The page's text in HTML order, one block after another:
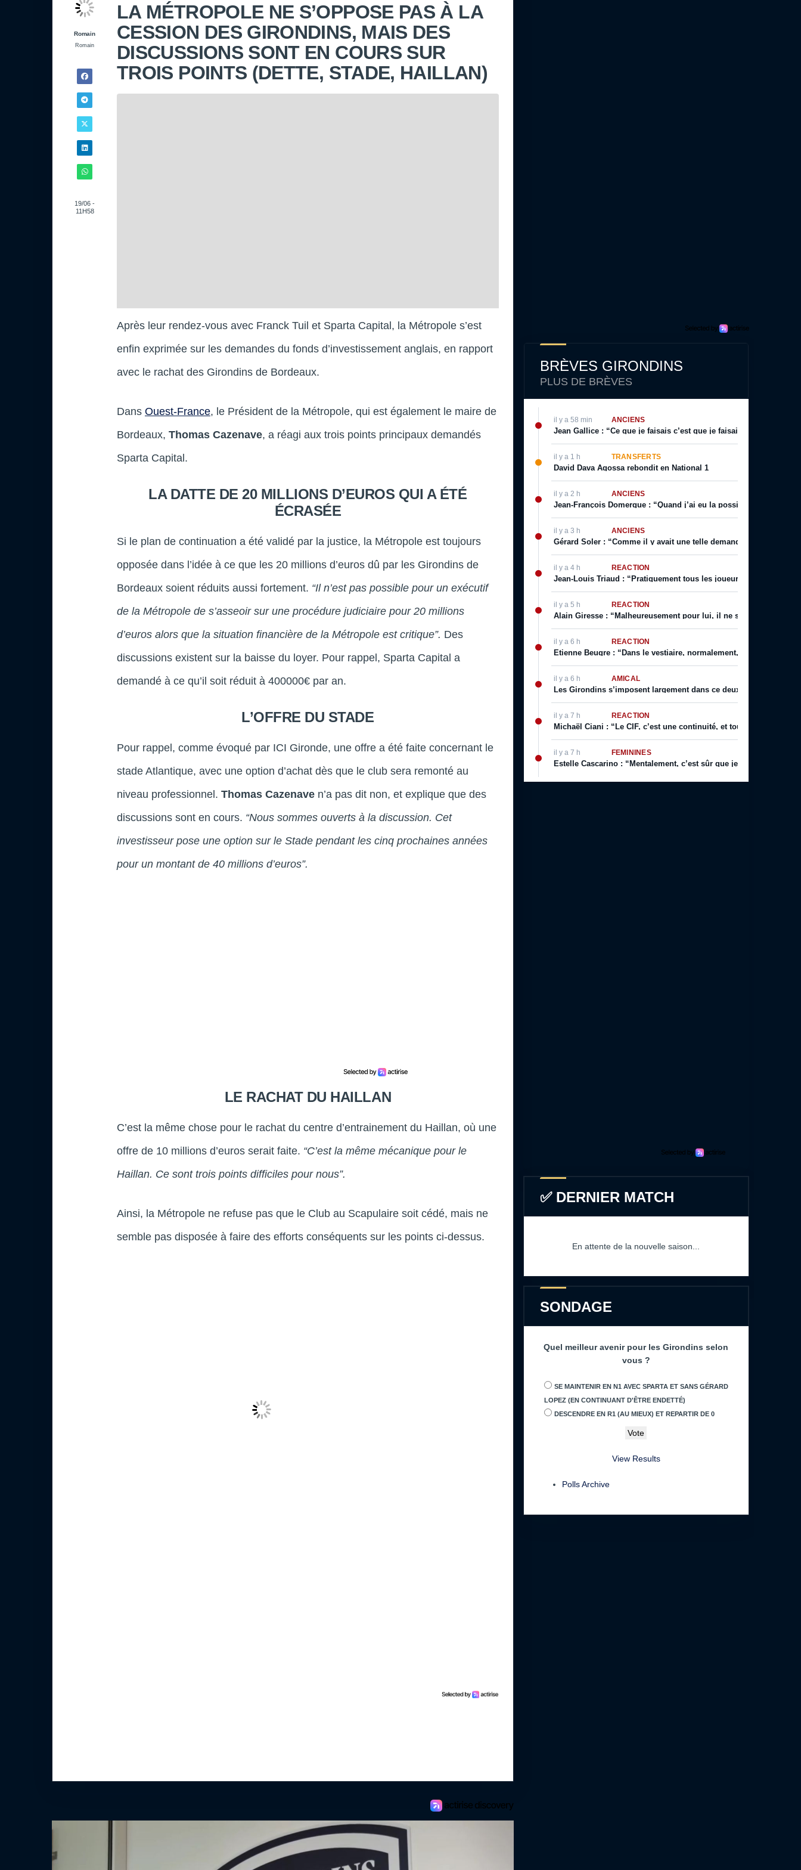
Romain
Romain
19/06 -
11H58
LA MÉTROPOLE NE S’OPPOSE PAS À LA
CESSION DES GIRONDINS, MAIS DES
DISCUSSIONS SONT EN COURS SUR
TROIS POINTS (DETTE, STADE, HAILLAN)
Après leur rendez-vous avec Franck Tuil et Sparta Capital, la Métropole s’est
enfin exprimée sur les demandes du fonds d’investissement anglais, en rapport
avec le rachat des Girondins de Bordeaux.
Dans Ouest-France, le Président de la Métropole, qui est également le maire de
Bordeaux, Thomas Cazenave, a réagi aux trois points principaux demandés
Sparta Capital.
LA DATTE DE 20 MILLIONS D’EUROS QUI A ÉTÉ
ÉCRASÉE
Si le plan de continuation a été validé par la justice, la Métropole est toujours
opposée dans l’idée à ce que les 20 millions d’euros dû par les Girondins de
Bordeaux soient réduits aussi fortement. “Il n’est pas possible pour un exécutif
de la Métropole de s’asseoir sur une procédure judiciaire pour 20 millions
d’euros alors que la situation financière de la Métropole est critique”. Des
discussions existent sur la baisse du loyer. Pour rappel, Sparta Capital a
demandé à ce qu’il soit réduit à 400000€ par an.
L’OFFRE DU STADE
Pour rappel, comme évoqué par ICI Gironde, une offre a été faite concernant le
stade Atlantique, avec une option d’achat dès que le club sera remonté au
niveau professionnel. Thomas Cazenave n’a pas dit non, et explique que des
discussions sont en cours. “Nous sommes ouverts à la discussion. Cet
investisseur pose une option sur le Stade pendant les cinq prochaines années
pour un montant de 40 millions d’euros”.
LE RACHAT DU HAILLAN
C’est la même chose pour le rachat du centre d’entrainement du Haillan, où une
offre de 10 millions d’euros serait faite. “C’est la même mécanique pour le
Haillan. Ce sont trois points difficiles pour nous”.
Ainsi, la Métropole ne refuse pas que le Club au Scapulaire soit cédé, mais ne
semble pas disposée à faire des efforts conséquents sur les points ci-dessus.
BRÈVES GIRONDINS
PLUS DE BRÈVES
il y a 58 min ANCIENS
Jean Gallice : “Ce que je faisais c’est que je faisais visiter le
il y a 1 h TRANSFERTS
David Dava Agossa rebondit en National 1
il y a 2 h ANCIENS
Jean-François Domergue : “Quand j’ai eu la possibilité d’avoir
il y a 3 h ANCIENS
Gérard Soler : “Comme il y avait une telle demande, on m’a
il y a 4 h RÉACTION
Jean-Louis Triaud : “Pratiquement tous les joueurs qui sont
il y a 5 h RÉACTION
Alain Giresse : “Malheureusement pour lui, il ne s’en est jamais
il y a 6 h RÉACTION
Etienne Beugre : “Dans le vestiaire, normalement, chaque
il y a 6 h AMICAL
Les Girondins s’imposent largement dans ce deuxième match de
il y a 7 h RÉACTION
Michaël Ciani : “Le CIF, c’est une continuité, et toujours cette
il y a 7 h FÉMININES
Estelle Cascarino : “Mentalement, c’est sûr que je suis plus
✅ DERNIER MATCH
En attente de la nouvelle saison...
SONDAGE
Quel meilleur avenir pour les Girondins selon
vous ?
SE MAINTENIR EN N1 AVEC SPARTA ET SANS GÉRARD
LOPEZ (EN CONTINUANT D'ÊTRE ENDETTÉ)
DESCENDRE EN R1 (AU MIEUX) ET REPARTIR DE 0
View Results
Polls Archive